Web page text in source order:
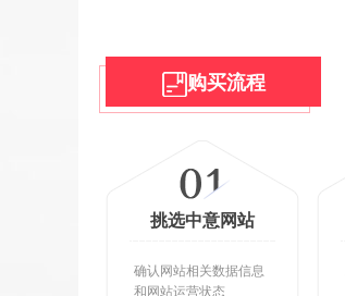
购买流程
挑选中意网站
确认网站相关数据信息
和网站运营状态